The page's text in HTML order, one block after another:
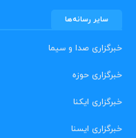
سایر رسانه‌ها
خبرگزاری صدا و سیما
خبرگزاری حوزه
خبرگزاری ایکنا
خبرگزاری ایسنا